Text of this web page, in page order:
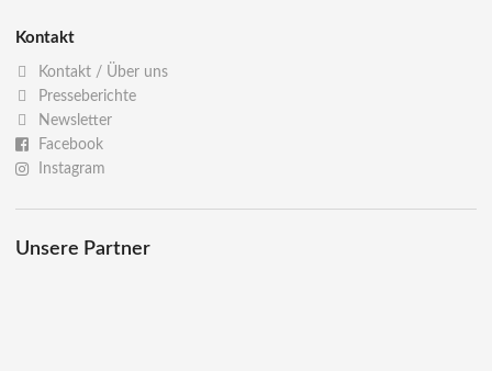
Kontakt
Kontakt / Über uns
Presseberichte
Newsletter
Facebook
Instagram
Unsere Partner